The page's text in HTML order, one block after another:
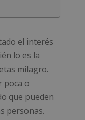
el interés
lo es la
milagro.
poca o
que pueden
personas.